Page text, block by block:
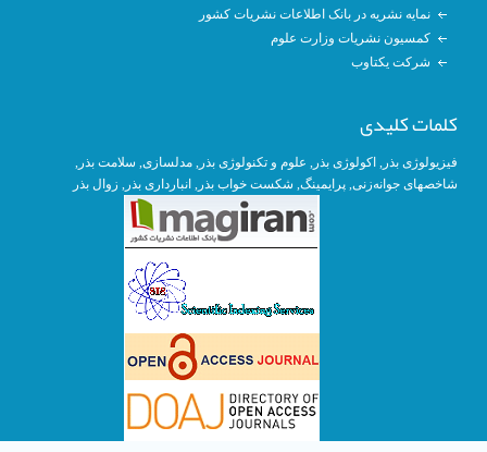
نمایه نشریه در بانک اطلاعات نشریات کشور
کمسیون نشریات وزارت علوم
شرکت یکتاوب
کلمات کلیدی
فیزیولوژی بذر, اکولوژی بذر, علوم و تکنولوژی بذر, مدلسازی, سلامت بذر,
شاخصهای جوانه‌زنی,پرایمینگ, شکست خواب بذر, انبارداری بذر, زوال بذر